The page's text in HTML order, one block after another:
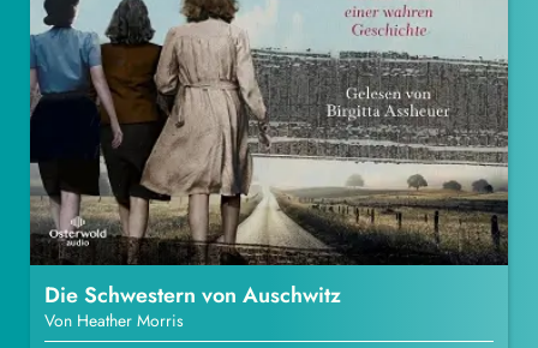
Die Schwestern von Auschwitz
Von Heather Morris